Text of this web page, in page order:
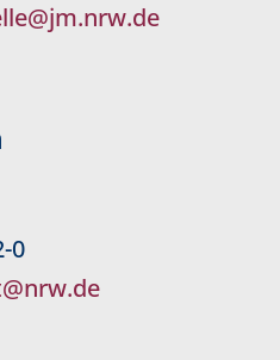
0